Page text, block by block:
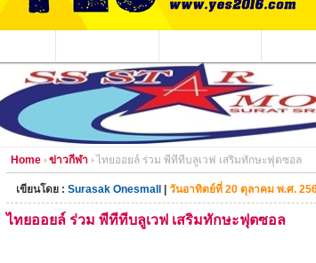
Home ข่าวกีฬา ไทยออยล์​ ร่วม​ พีทีทีบลูเวฟ​ เสริมทักษะฟุตซอล
เขียนโดย : Surasak Onesmall วันอาทิตย์ที่ 20 ตุลาคม พ.ศ.
ไทยออยล์​ ร่วม​ พีทีทีบลูเวฟ​ เสริมทักษะฟุตซอล